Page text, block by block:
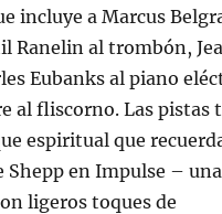
incluye a Marcus
Ranelin al trombón,
Eubanks al piano
al fliscorno. Las pistas
espiritual que
en Impulse –
ligeros toques de